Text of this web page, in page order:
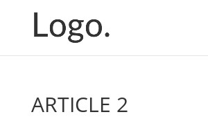
ARTICLE 2